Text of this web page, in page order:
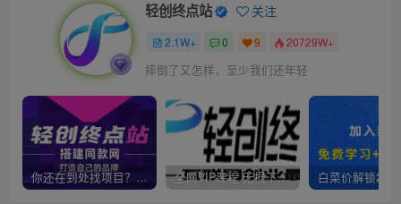
轻创终点站 关注
2.1W+ 0 9 20729W+
摔倒了又怎样，至少我们还年轻
你还在到处找项目？还在当韭菜？我靠卖项目一个月收入5万+，曾经我也是个失败者。 全网VIP课程 无损下载~